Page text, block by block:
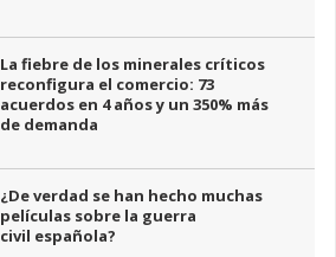
La fiebre de los minerales críticos
reconfigura el comercio: 73
acuerdos en 4 años y un 350% más
de demanda
¿De verdad se han hecho muchas
películas sobre la guerra
civil española?